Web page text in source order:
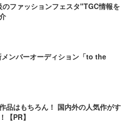
ファッションフェスタ"TGC情報を
ンバーオーディション「to the
品はもちろん！ 国内外の人気作がす
【PR】